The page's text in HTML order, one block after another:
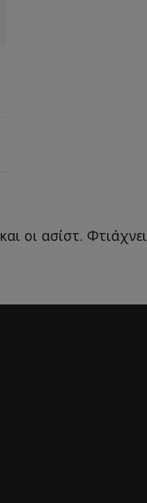
οι ασίστ. Φτιάχνει